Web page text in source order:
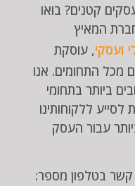
קטנים? בואו
המאיץ
ועסקי, עוסקת
מכל התחומים. אנו
ביותר בתחומי
ללקוחותינו
עבור העסק
קשר בטלפון מספר: